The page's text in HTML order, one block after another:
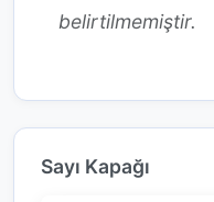
belirtilmemiştir.
Sayı Kapağı